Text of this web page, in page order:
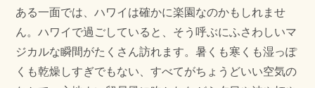
ある一面では、ハワイは確かに楽園なのかもしれませ
ん。ハワイで過ごしていると、そう呼ぶにふさわしいマ
ジカルな瞬間がたくさん訪れます。暑くも寒くも湿っぽ
くも乾燥しすぎでもない、すべてがちょうどいい空気の